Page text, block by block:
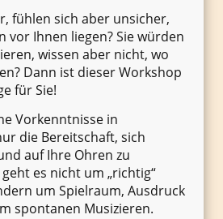
fühlen sich aber unsicher,
vor Ihnen liegen? Sie würden
wissen aber nicht, wo
Dann ist dieser Workshop
für Sie!
Vorkenntnisse in
die Bereitschaft, sich
auf Ihre Ohren zu
es nicht um „richtig“
um Spielraum, Ausdruck
spontanen Musizieren.